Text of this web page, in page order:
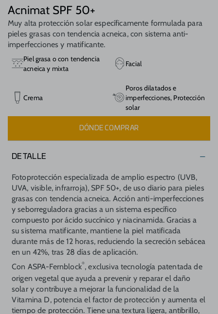
Acnimat SPF 50+
Muy alta protección solar específicamente formulada para
pieles grasas con tendencia acneica, con sistema anti-
imperfecciones y matificante.
Piel grasa o con tendencia
acneica y mixta
Facial
Crema
Poros dilatados e
imperfecciones, Protección
solar
DÓNDE COMPRAR
DETALLE
Fotoprotección especializada de amplio espectro (UVB,
UVA, visible, infrarroja), SPF 50+, de uso diario para pieles
grasas con tendencia acneica. Acción anti-imperfecciones
y seborreguladora gracias a un sistema específico
compuesto por ácido succínico y niacinamida. Gracias a
su sistema matificante, mantiene la piel matificada
durante más de 12 horas, reduciendo la secreción sebácea
en un 42%, tras 28 días de aplicación.
Con ASPA-Fernblock®, exclusiva tecnología patentada de
origen vegetal que ayuda a prevenir y reparar el daño
solar y contribuye a mejorar la funcionalidad de la
Vitamina D, potencia el factor de protección y aumenta el
tiempo de protección. Tiene una textura ligera, antibrillo,